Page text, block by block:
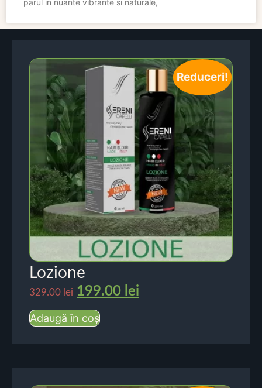
parul in nuante vibrante si naturale,
Reduceri!
Lozione
329.00lei 199.00 lei
Adaugă în coș